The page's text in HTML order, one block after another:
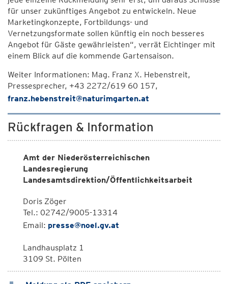
für unser zukünftiges Angebot zu entwickeln. Neue
Marketingkonzepte, Fortbildungs- und
Vernetzungsformate sollen künftig ein noch besseres
Angebot für Gäste gewährleisten“, verrät Eichtinger mit
einem Blick auf die kommende Gartensaison.
Weiter Informationen: Mag. Franz X. Hebenstreit,
Pressesprecher, +43 2272/619 60 157,
franz.hebenstreit@naturimgarten.at
Rückfragen & Information
Amt der Niederösterreichischen
Landesregierung
Landesamtsdirektion/Öffentlichkeitsarbeit
Doris Zöger
Tel.: 02742/9005-13314
Email: presse@noel.gv.at
Landhausplatz 1
3109 St. Pölten